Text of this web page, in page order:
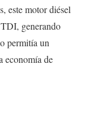
este motor diésel
generando
permitía un
economía de